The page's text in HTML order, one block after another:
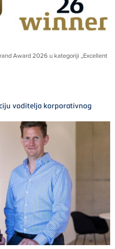
Award 2026 u kategoriji „Excellent
voditelja korporativnog